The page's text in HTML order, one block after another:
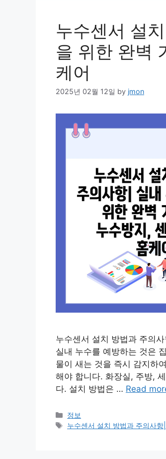
누수센서 설
을 위한 완벽
케어
2025년 02월 12일 by jmon
누수센서 설치 방법과 주의
실내 누수를 예방하는 것은
물이 새는 것을 즉시 감지하
해야 합니다. 화장실, 주방,
다. 설치 방법은 … Read
Categories
정보
Tags
누수센서 설치 방법과 주의사